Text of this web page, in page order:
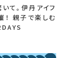
いて。伊丹アイフ
！ 親子で楽しむ